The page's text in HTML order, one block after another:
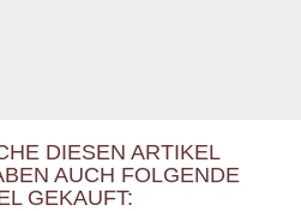
DIESEN ARTIKEL
AUCH FOLGENDE
GEKAUFT: